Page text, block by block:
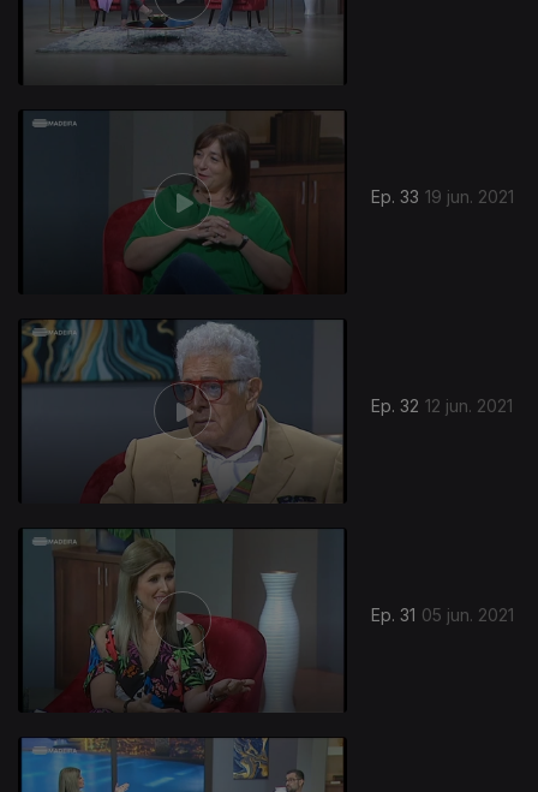
Ep. 33 19 jun. 2021
Ep. 32 12 jun. 2021
Ep. 31 05 jun. 2021